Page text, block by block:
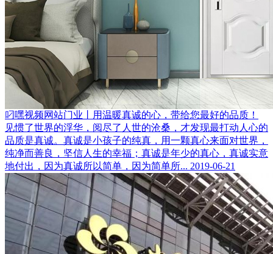
叼嘿视频网站门业丨用温暖真诚的心，带给您最好的品质！
见惯了世界的浮华，阅尽了人世的沧桑，才发现最打动人心的
品质是真诚。真诚是小孩子的纯真，用一颗真心来面对世界，
纯净而善良，坚信人生的幸福；真诚是年少的真心，真诚实意
地付出，因为真诚所以简单，因为简单所... 2019-06-21